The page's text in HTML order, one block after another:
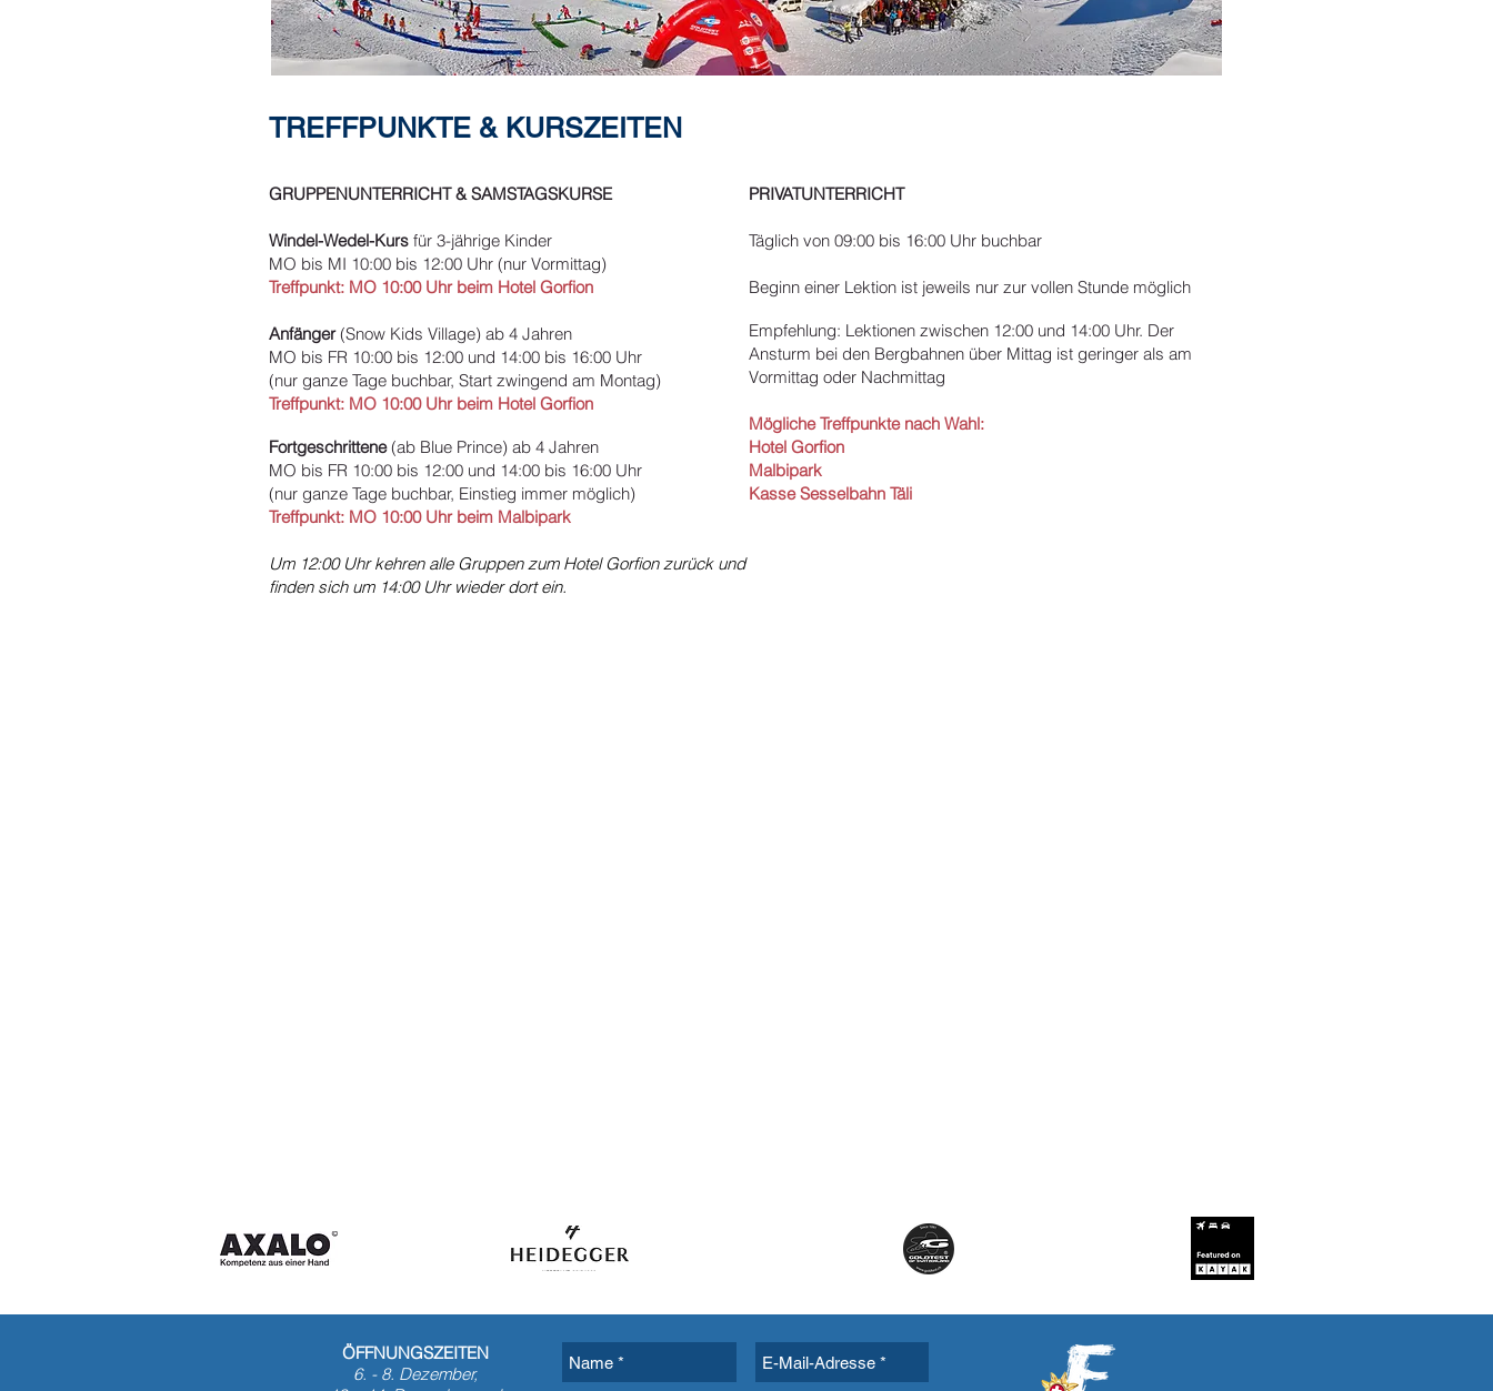
TREFFPUNKTE & KURSZEITEN
GRUPPENUNTERRICHT&SAMSTAGSKURSE
Windel-Wedel-Kurs für 3-jährige Kinder
MO bis MI 10:00 bis 12:00 Uhr (nur Vormittag)
Treffpunkt: MO 10:00 Uhr beim Hotel Gorfion
Anfänger(Snow Kids Village) ab 4 Jahren
MO bis FR 10:00 bis 12:00 und 14:00 bis 16:00 Uhr
(nur ganze Tage buchbar, Start zwingend am Montag)
Treffpunkt: MO 10:00 Uhr beim Hotel Gorfion
Fortgeschrittene(ab Blue Prince) ab 4 Jahren
MO bis FR 10:00 bis 12:00 und 14:00 bis 16:00 Uhr
(nur ganze Tage buchbar, Einstieg immer möglich)
Treffpunkt: MO 10:00 Uhr beim Malbipark
Um 12:00 Uhr kehren alle Gruppen zum Hotel Gorfion zurück und
finden sich um 14:00 Uhr wieder dort ein.
PRIVATUNTERRICHT
Täglich von 09:00 bis 16:00 Uhr buchbar
Beginn einer Lektion ist jeweils nur zur vollen Stunde möglich
Empfehlung: Lektionen zwischen 12:00 und 14:00 Uhr. Der
Ansturm bei den Bergbahnen über Mittag ist geringer als am
Vormittag oder Nachmittag
Mögliche Treffpunkte nach Wahl:
Hotel Gorfion
Malbipark
Kasse Sesselbahn Täli
ÖFFNUNGSZEITEN
6. - 8. Dezember,